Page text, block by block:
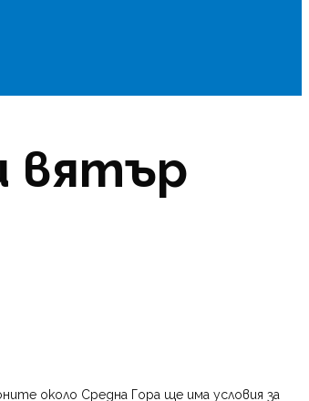
вятър
около Средна Гора ще има условия за